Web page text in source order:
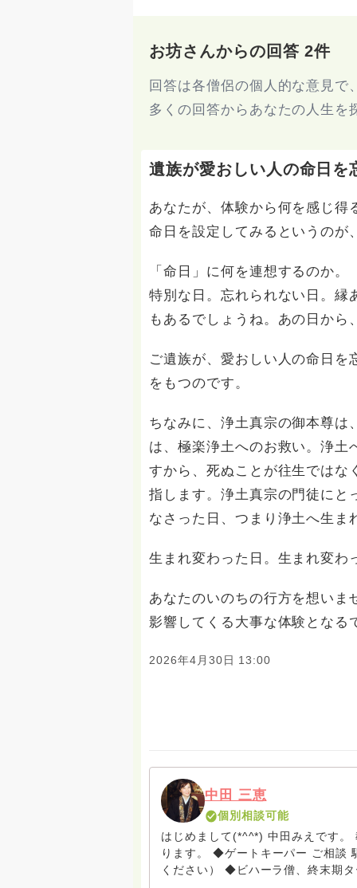
お坊さんからの回答 2件
回答は各僧侶の個人的な意見で
多くの回答からあなたの人生を
遺族が愛おしい人の命日を
あなたが、体験から何を感じ得
命日を設定してみるというのが
「命日」に何を連想するのか。
特別な日。忘れられない日。縁
もあるでしょうね。あの日から
ご遺族が、愛おしい人の命日を
をもつのです。
ちなみに、浄土真宗の御本尊は
は、極楽浄土へのお救い。浄土
すから、死ぬことが往生ではな
指します。浄土真宗の門徒にと
なさった日、つまり浄土へ生ま
生まれ変わった日。生まれ変
あなたのいのちの行方を想いま
影響してくる大事な体験となる
2026年4月30日 13:00
中田 三恵
個別相談可能
はじめまして(*^^*) 中田みえです。
ります。 ◆ゲートキーパー ご相談 駆け込み寺 （訪問は要予約。まずはメールでお問い合わせ
ください） ◆ビハーラ僧、終末期ターミナルケア、看取り、グリーフケア、希死念慮、自死、